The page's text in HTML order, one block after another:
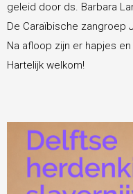
geleid door ds. Barbara
De Caraïbische zangroep
Na afloop zijn er hapjes
Hartelijk welkom!